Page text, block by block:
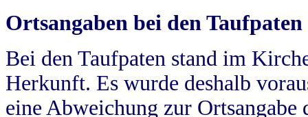
Ortsangaben bei den Taufpaten
Bei den Taufpaten stand im
Herkunft. Es wurde deshalb
eine Abweichung zur